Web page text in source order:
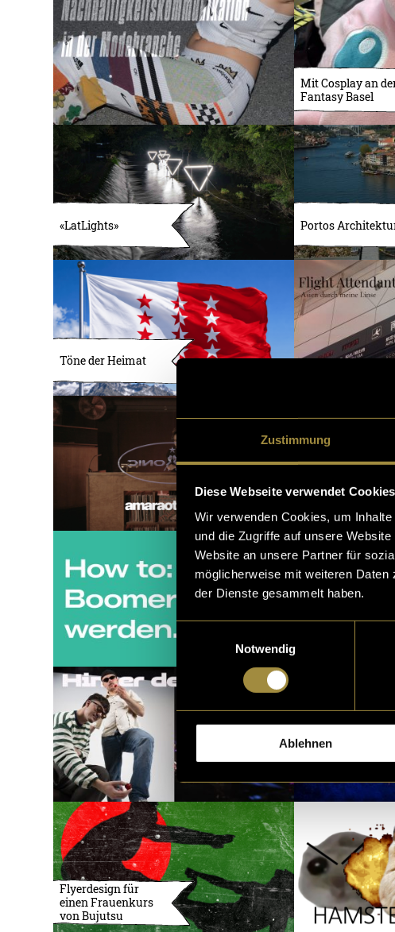
Zustimmung
Diese Webseite verwendet Cookies
Wir verwenden Cookies, um
und die Zugriffe auf unsere
Website an unsere Partner für
möglicherweise mit weiteren
der Dienste gesammelt haben.
Notwendig
Ablehnen
Mit Cosplay an
Fantasy Basel
«LatLights» Portos
Töne der Heimat
Flyerdesign für
einen Frauenkurs
von Bujutsu